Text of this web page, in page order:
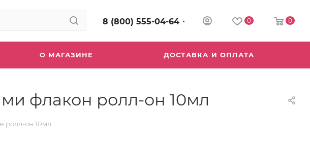
8 (800) 555-04-64 0 0
О МАГАЗИНЕ ДОСТАВКА И ОПЛАТА
флакон ролл-он 10мл
ролл-он 10мл